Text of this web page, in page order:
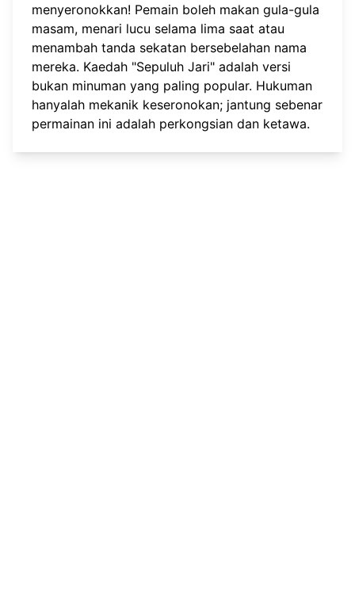
menyeronokkan! Pemain boleh makan gula-gula
masam, menari lucu selama lima saat atau
menambah tanda sekatan bersebelahan nama
mereka. Kaedah "Sepuluh Jari" adalah versi
bukan minuman yang paling popular. Hukuman
hanyalah mekanik keseronokan; jantung sebenar
permainan ini adalah perkongsian dan ketawa.